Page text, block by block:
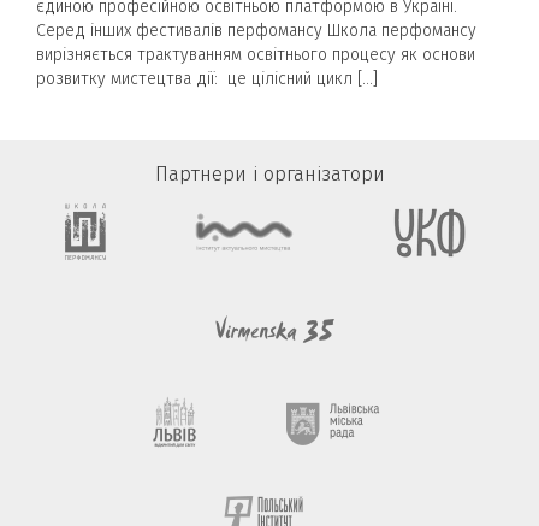
єдиною професійною освітньою платформою в Україні.
Серед інших фестивалів перфомансу Школа перфомансу
вирізняється трактуванням освітнього процесу як основи
розвитку мистецтва дії: це цілісний цикл […]
Партнери і організатори